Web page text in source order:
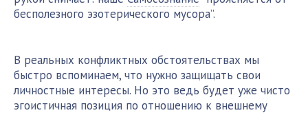
бесполезного эзотерического мусора”.
В реальных конфликтных обстоятельствах мы
быстро вспоминаем, что нужно защищать свои
личностные интересы. Но это ведь будет уже чисто
эгоистичная позиция по отношению к внешнему